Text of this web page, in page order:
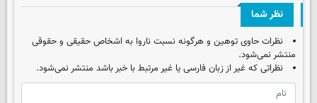
نظر شما
نظرات حاوی توهین و هرگونه نسبت ناروا به اشخاص حقیقی و حقوقی
منتشر نمی‌شود.
نظراتی که غیر از زبان فارسی یا غیر مرتبط با خبر باشد منتشر نمی‌شود.